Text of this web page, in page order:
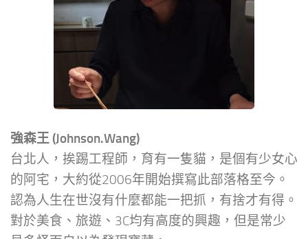
強森王 (Johnson.Wang)
台北人，挨踢工程師，育有一隻貓，是個有少女心
的阿宅，大約從2006年開始撰寫此部落格至今。
認為人生在世沒有什麼都能一把抓，有捨才有得。
對於美食、旅遊、3C均有高度的興趣，但是常少